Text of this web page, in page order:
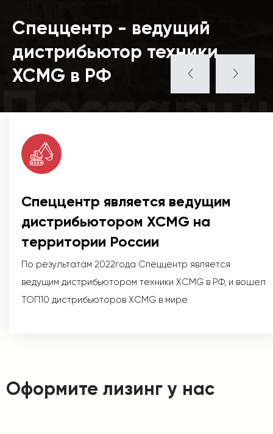
Спеццентр - ведущий
дистрибьютор техники
XCMG в РФ
Спеццентр является ведущим
дистрибьютором XCMG на
территории России
По результатам 2022года Спеццентр является
ведущим дистрибьютором техники XCMG в РФ, и вошел
ТОП10 дистрибьюторов XCMG в мире.
Оформите лизинг у нас